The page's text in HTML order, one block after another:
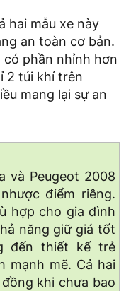
hai mẫu xe này
an toàn cơ bản.
có phần nhỉnh hơn
2 túi khí trên
mang lại sự an
và Peugeot 2008
điểm riêng.
hợp cho gia đình
năng giữ giá tốt
đến thiết kế trẻ
mạnh mẽ. Cả hai
khi chưa bao